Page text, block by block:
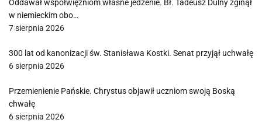
Oddawał współwięźniom własne jedzenie. Bł. Tadeusz Dulny zginął
w niemieckim obo…
7 sierpnia 2026
300 lat od kanonizacji św. Stanisława Kostki. Senat przyjął uchwałę
6 sierpnia 2026
Przemienienie Pańskie. Chrystus objawił uczniom swoją Boską
chwałę
6 sierpnia 2026